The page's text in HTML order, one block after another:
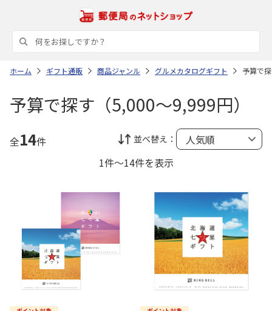
ホーム ギフト通販 商品ジャンル グルメカタログギフト 予算で
予算で探す（5,000～9,999円）
全14件 並べ替え：
1件～14件を表示